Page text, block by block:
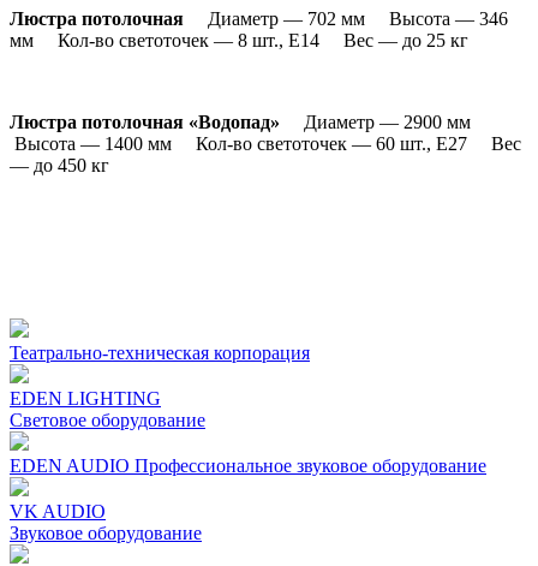
Люстра потолочная Диаметр — 702 мм Высота — 346
мм Кол-во светоточек — 8 шт., Е14 Вес — до 25 кг
Люстра потолочная «Водопад» Диаметр — 2900 мм
Высота — 1400 мм Кол-во светоточек — 60 шт., Е27 Вес
— до 450 кг
Театрально-техническая корпорация
EDEN LIGHTING
Световое оборудование
EDEN AUDIO Профеcсиональное звуковое оборудование
VK AUDIO
Звуковое оборудование